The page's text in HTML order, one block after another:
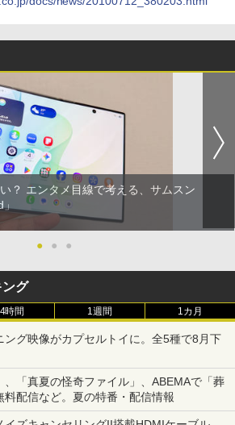
？ エンタメ目線で考える、サムスン
● ● ●
グ
時間 1週間 1カ月
ング映像がカプセルトイに。全5種で8月下
、「真夏の怪奇ファイル」、ABEMAで「葬
料配信など。夏の特番・配信情報